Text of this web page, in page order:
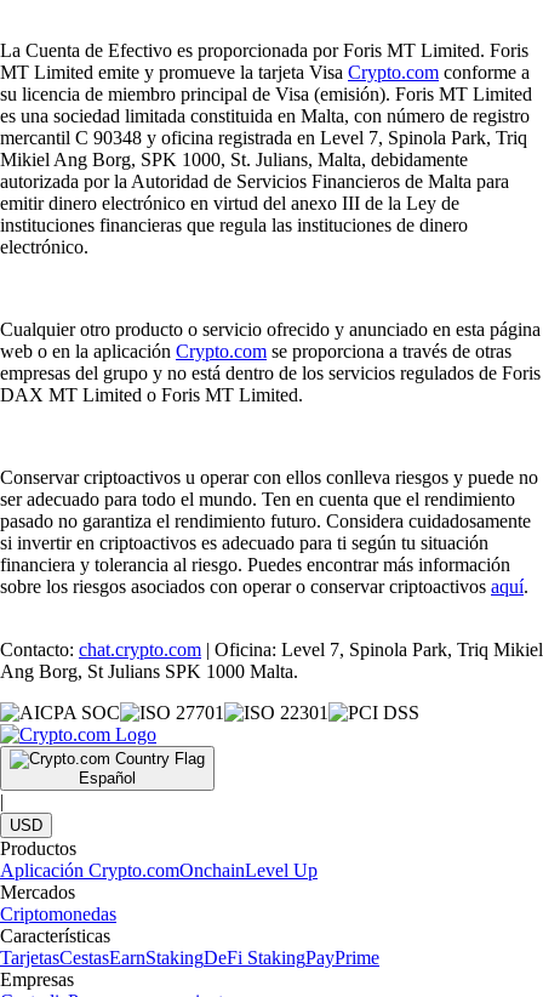
La Cuenta de Efectivo es proporcionada por Foris MT Limited. Foris
MT Limited emite y promueve la tarjeta Visa Crypto.com conforme a
su licencia de miembro principal de Visa (emisión). Foris MT Limited
es una sociedad limitada constituida en Malta, con número de registro
mercantil C 90348 y oficina registrada en Level 7, Spinola Park, Triq
Mikiel Ang Borg, SPK 1000, St. Julians, Malta, debidamente
autorizada por la Autoridad de Servicios Financieros de Malta para
emitir dinero electrónico en virtud del anexo III de la Ley de
instituciones financieras que regula las instituciones de dinero
electrónico.
Cualquier otro producto o servicio ofrecido y anunciado en esta página
web o en la aplicación Crypto.com se proporciona a través de otras
empresas del grupo y no está dentro de los servicios regulados de Foris
DAX MT Limited o Foris MT Limited.
Conservar criptoactivos u operar con ellos conlleva riesgos y puede no
ser adecuado para todo el mundo. Ten en cuenta que el rendimiento
pasado no garantiza el rendimiento futuro. Considera cuidadosamente
si invertir en criptoactivos es adecuado para ti según tu situación
financiera y tolerancia al riesgo. Puedes encontrar más información
sobre los riesgos asociados con operar o conservar criptoactivos aquí.
Contacto: chat.crypto.com | Oficina: Level 7, Spinola Park, Triq Mikiel
Ang Borg, St Julians SPK 1000 Malta.
Español
|
USD
Productos
Aplicación Crypto.comOnchainLevel Up
Mercados
Criptomonedas
Características
TarjetasCestasEarnStakingDeFi StakingPayPrime
Empresas